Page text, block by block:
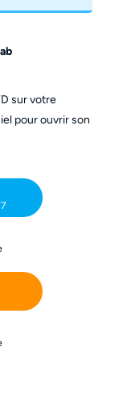
sur votre
pour ouvrir son